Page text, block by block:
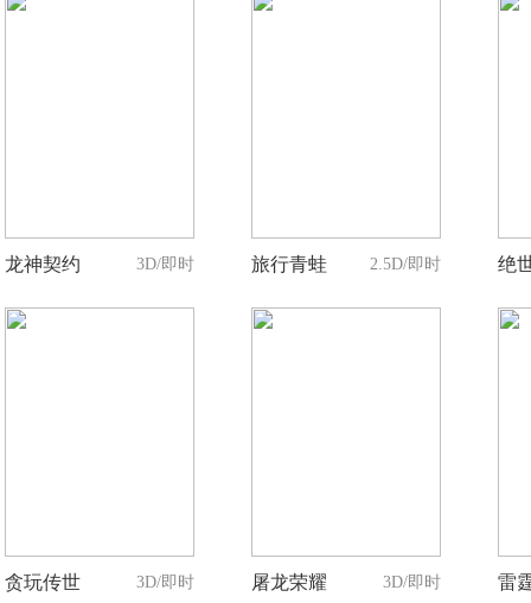
3D/即时
龙神契约 2.5D/即时
旅行青蛙 绝
3D/即时
贪玩传世 3D/即时
屠龙荣耀 雷